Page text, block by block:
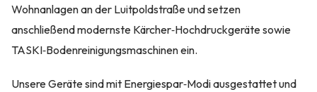
Wohnanlagen an der Luitpoldstraße und setzen
anschließend modernste Kärcher‑Hochdruckgeräte sowie
TASKI‑Bodenreinigungsmaschinen ein.
Unsere Geräte sind mit Energiespar‑Modi ausgestattet und